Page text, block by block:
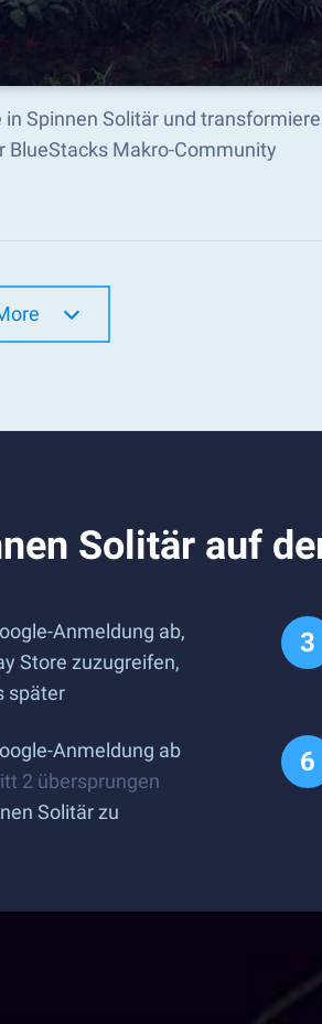
Spinnen Solitär und
BlueStacks Makro-Community
Solitär auf
Anmeldung ab,
Store zuzugreifen,
später
Anmeldung ab
2 übersprungen
Solitär zu